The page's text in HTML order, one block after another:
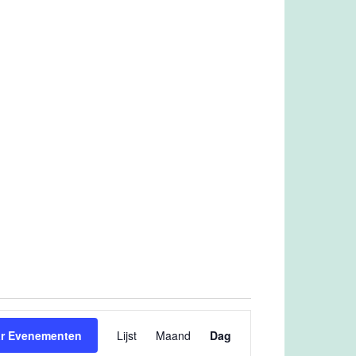
Evenementen
weergaven
Lijst Maand Dag